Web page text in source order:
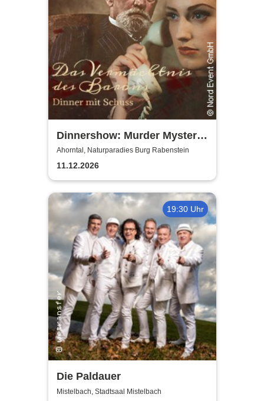
Dinnershow: Murder Mystery
Dinner
Ahorntal, Naturparadies Burg Rabenstein
11.12.2026
19:30 Uhr
Die Paldauer
Mistelbach, Stadtsaal Mistelbach